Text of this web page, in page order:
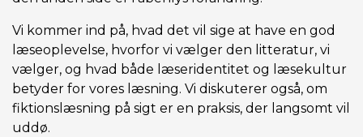
Vi kommer ind på, hvad det vil sige at have en god
læseoplevelse, hvorfor vi vælger den litteratur, vi
vælger, og hvad både læseridentitet og læsekultur
betyder for vores læsning. Vi diskuterer også, om
fiktionslæsning på sigt er en praksis, der langsomt vil
uddø.